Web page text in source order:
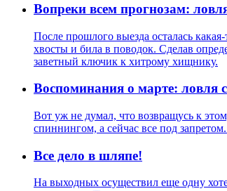
Вопреки всем прогнозам:
После прошлого выезда осталась
хвосты и била в поводок. Сделав
заветный ключик к хитрому хищнику.
Воспоминания о марте: ловля
Вот уж не думал, что возвращусь к
спиннингом, а сейчас все под
Все дело в шляпе!
На выходных осуществил еще одну